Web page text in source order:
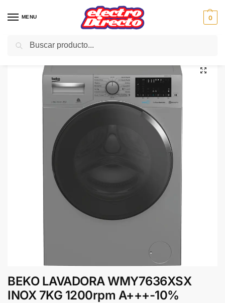
MENU 0
Inicio Gama blanca Lavadoras
BEKO LAVADORA WMY7636XSX
INOX 7KG 1200rpm A+++-10%